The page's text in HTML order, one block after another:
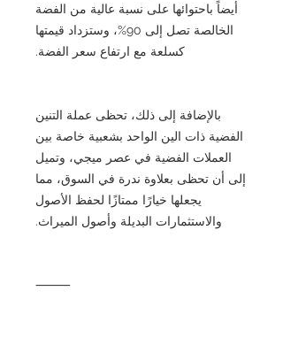
أيضاً باحتوائها على نسبة عالية من الفضة
الخالصة تصل إلى 90%، وستزداد قيمتها
كسلعة مع ارتفاع سعر الفضة.
بالإضافة إلى ذلك، تحظى عملة التنين
الفضية ذات الين الواحد بشعبية خاصة بين
العملات الفضية في عصر ميجي، وتميل
إلى أن تحظى بعلاوة ندرة في السوق، مما
يجعلها خيارًا ممتازًا لحفظ الأصول
والاستثمارات البديلة وأصول الميراث.
⸻